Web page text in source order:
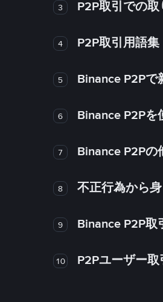
3 P2P取引での
4 P2P取引用語集
5 Binance P2P
6 Binance P2P
7 Binance P2P
8 不正行為から
9 Binance P2P
10 P2Pユーザー